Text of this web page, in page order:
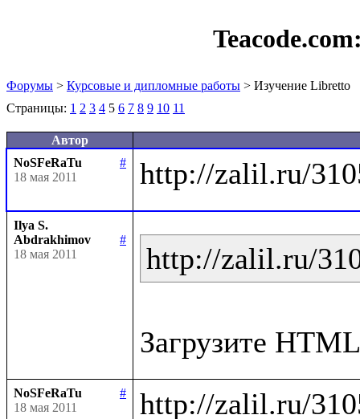
Форумы > Курсовые и дипломные работы > Изучение Libretto
Страницы: 1 2 3 4 5 6 7 8 9 10 11
Автор
NoSFeRaTu
#
18 мая 2011
Ilya S.
Abdrakhimov
#
18 мая 2011
http://zalil.ru/
NoSFeRaTu
#
18 мая 2011
http://zalil.ru/